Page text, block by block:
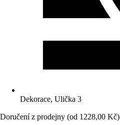
Dekorace, Ulička 3
Doručení z prodejny (od 1228,00 Kč)